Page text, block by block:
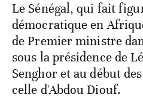
Le Sénégal, qui fait
démocratique en
de Premier ministre
sous la présidence de
Senghor et au début
celle d'Abdou Diouf.